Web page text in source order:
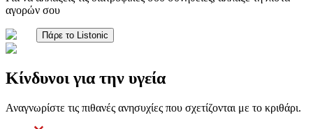
αγορών σου
Πάρε το Listonic
Κίνδυνοι για την υγεία
Αναγνωρίστε τις πιθανές ανησυχίες που σχετίζονται με το κριθάρι.